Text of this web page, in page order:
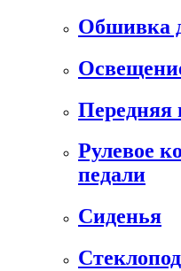
Обшивка
Передняя
Рулевое
педали
Сиденья